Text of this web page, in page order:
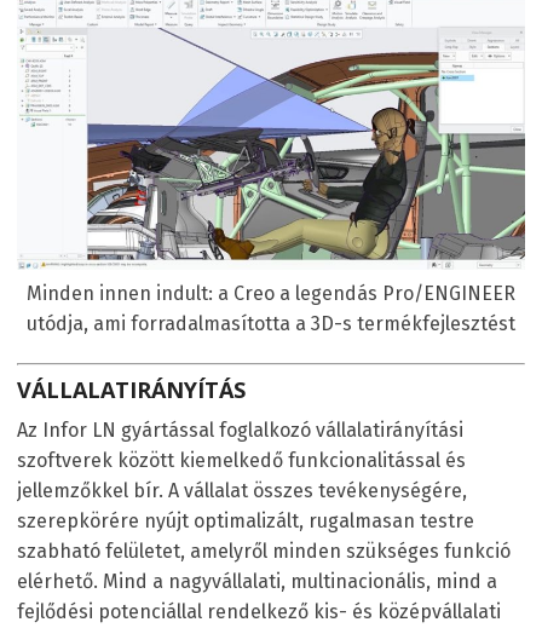
Minden innen indult: a Creo a legendás Pro/ENGINEER
utódja, ami forradalmasította a 3D-s termékfejlesztést
VÁLLALATIRÁNYÍTÁS
Az Infor LN gyártással foglalkozó vállalatirányítási
szoftverek között kiemelkedő funkcionalitással és
jellemzőkkel bír. A vállalat összes tevékenységére,
szerepkörére nyújt optimalizált, rugalmasan testre
szabható felületet, amelyről minden szükséges funkció
elérhető. Mind a nagyvállalati, multinacionális, mind a
fejlődési potenciállal rendelkező kis- és középvállalati